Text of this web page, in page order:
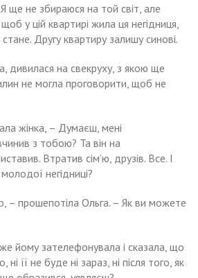
ще не збираюся на той світ, але
у цій квартирі жила ця негідниця,
Другу квартиру залишу синові.
дивилася на свекруху, з якою ще
не могла проговорити, щоб не
жінка, – Думаєш, мені
з тобою? Та він на
Втратив сім’ю, друзів. Все. І
негідниці?
– прошепотіла Ольга. – Як ви можете
йому зателефонувала і сказала, що
ні її не буде ні зараз, ні після того, як